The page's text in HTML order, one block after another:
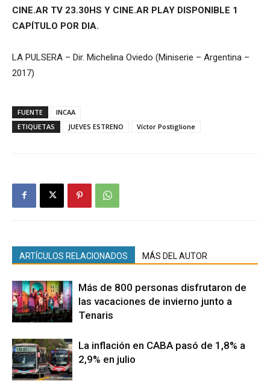
CINE.AR TV 23.30HS Y CINE.AR PLAY DISPONIBLE 1
CAPÍTULO POR DIA.
LA PULSERA – Dir. Michelina Oviedo (Miniserie – Argentina –
2017)
FUENTE
INCAA
ETIQUETAS
JUEVES ESTRENO Víctor Postiglione
ARTÍCULOS RELACIONADOS MÁS DEL AUTOR
Más de 800 personas disfrutaron de
las vacaciones de invierno junto a
Tenaris
La inflación en CABA pasó de 1,8% a
2,9% en julio